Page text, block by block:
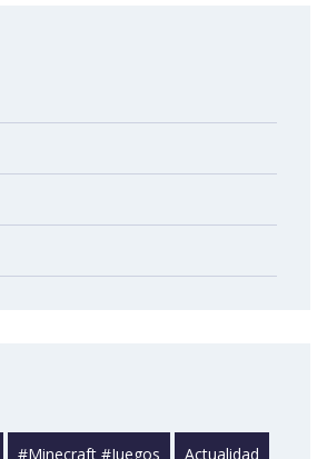
#minecraft #juegos Actualidad